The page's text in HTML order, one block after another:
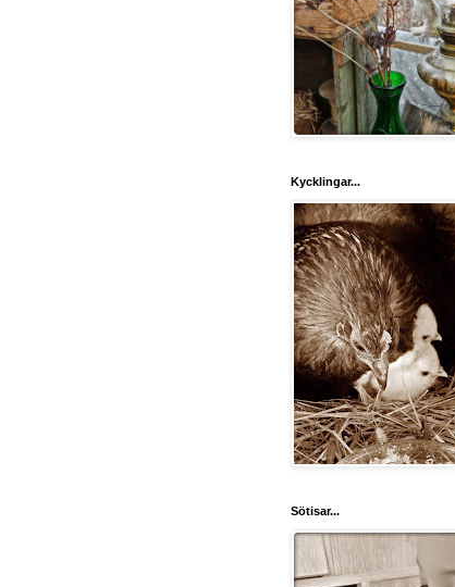
Kycklingar...
Sötisar...